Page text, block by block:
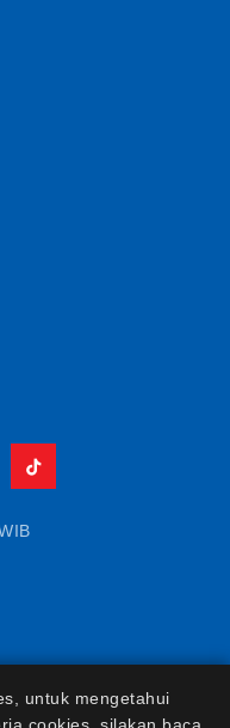
untuk mengetahui
cookies, silakan baca